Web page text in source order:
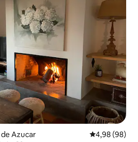
de Azucar 4,98 de uma
4,98 (98)